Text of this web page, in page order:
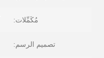
مُكَمِّلات:
تصميم الرسم: